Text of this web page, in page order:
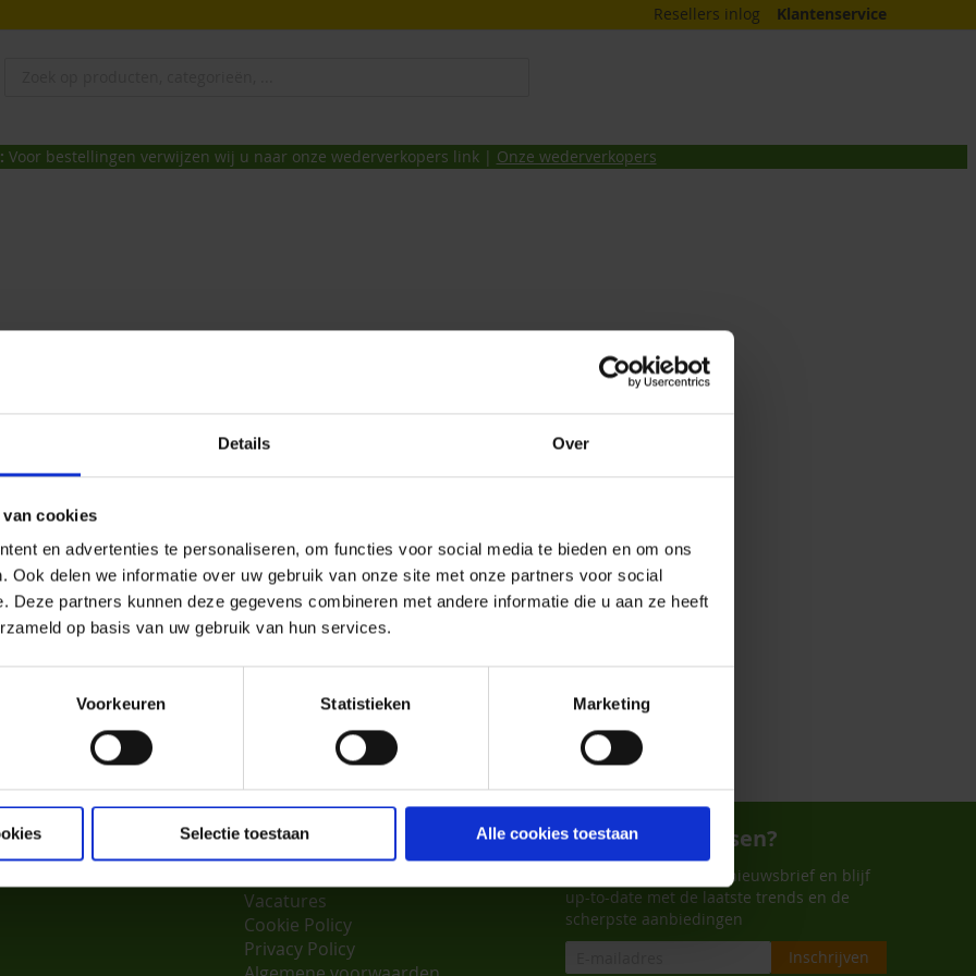
Details Over
cookies
en advertenties te personaliseren, om functies voor social media te bieden en om ons
Ook delen we informatie over uw gebruik van onze site met onze partners voor social
Deze partners kunnen deze gegevens combineren met andere informatie die u aan ze heeft
op basis van uw gebruik van hun services.
Voorkeuren Statistieken Marketing
Selectie toestaan Alle cookies toestaan
Resellers inlog Klantenservice
Voor bestellingen verwijzen wij u naar onze wederverkopers link | Onze wederverkopers
Beaphar Nederland via onderstaande contactgegevens:
Aves & Avian
Vacatures
Cookie Policy
Privacy Policy
Wil je niets missen?
Schrijf je in voor onze nieuwsbrief en blijf
up-to-date met de laatste trends en de
scherpste aanbiedingen
Inschrijven